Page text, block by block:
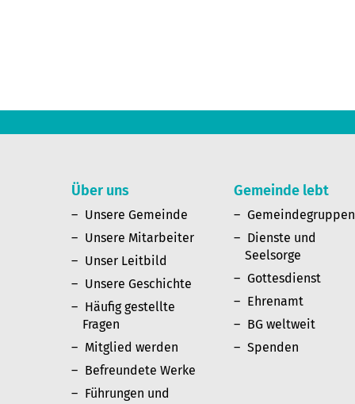
Über uns
Unsere Gemeinde
Unsere Mitarbeiter
Unser Leitbild
Unsere Geschichte
Häufig gestellte
Fragen
Mitglied werden
Befreundete Werke
Führungen und
Gemeinde lebt
Gemeindegruppen
Dienste und
Seelsorge
Gottesdienst
Ehrenamt
BG weltweit
Spenden